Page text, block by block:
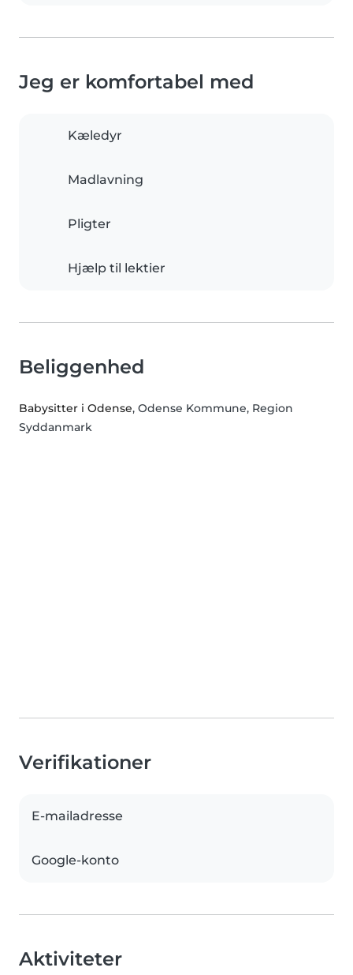
Jeg er komfortabel med
Kæledyr
Madlavning
Pligter
Hjælp til lektier
Beliggenhed
Babysitter i Odense, Odense Kommune, Region
Syddanmark
Verifikationer
E-mailadresse
Google-konto
Aktiviteter